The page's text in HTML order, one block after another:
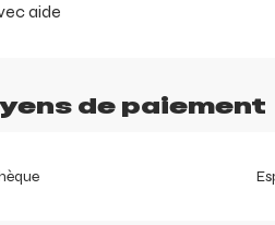
aide
de paiement